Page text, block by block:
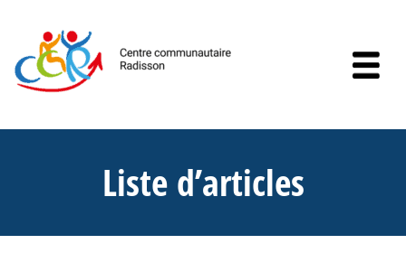
Liste d’articles